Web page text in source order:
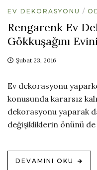
EV DEKORASYONU
Rengarenk Ev
Gökkuşağını
Şubat 23, 2016
Ev dekorasyonu
konusunda kararsız
dekorasyonu yaparak
değişikliklerin önünü
DEVAMINI OKU